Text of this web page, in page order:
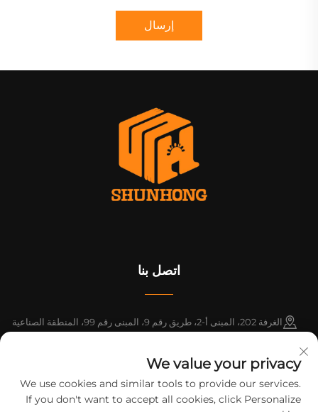
إرسال
اتصل بنا
الغرفة 202، المبنى أ-2، طريق رقم 9، المبنى رقم 99، المنطقة الصناعية
+86-18925142858
[email protected]
We value your privacy
We use cookies and similar tools to provide our services.
If you don't want to accept all cookies, click Personalize